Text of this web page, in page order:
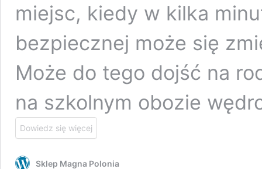
miejsc, kiedy w kilka
bezpiecznej może się
Może do tego dojść na
na szkolnym obozie
Dowiedz się więcej
Sklep Magna Polonia